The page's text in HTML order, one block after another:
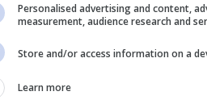
Personalised advertising and content,
measurement, audience research and
Store and/or access information on a
Learn more